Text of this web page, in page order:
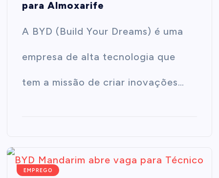
para Almoxarife
A BYD (Build Your Dreams) é uma
empresa de alta tecnologia que
tem a missão de criar inovações…
EMPREGO